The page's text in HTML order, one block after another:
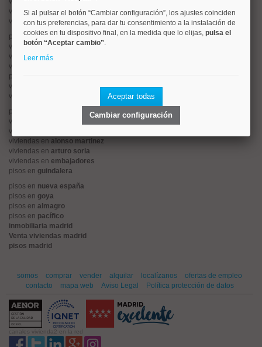
viviendas encuatro caminos
viviendas enchamartín
pisos enrios rosas
viviendas enprosperidad
viviendas enhispanoamerica
viviendas en
pisos en
viviendas en
viviendas en
pisos en
viviendas en
viviendas en
viviendas en alonso martinez
viviendas en arturo soria
viviendas en embajadores
pisos en guindalera
pisos en nueva españa
pisos en goya
pisos en almagro
pisos en pacífico
inmobiliaria madrid
Venta viviendas madrid
pisos madrid
somos comprar vender alquilar localízanos
ofertas de empleo
contacto
mapa web Aviso Legal Política protección de datos
canales vivienda2 en la red
Si al pulsar el botón “Cambiar configuración”, los ajustes coinciden
con tus preferencias, para dar tu consentimiento a la instalación de
cookies en tu dispositivo final, en la medida que lo elijas, pulsa el
botón “Aceptar cambio”.
Leer más
Aceptar todas
Cambiar configuración